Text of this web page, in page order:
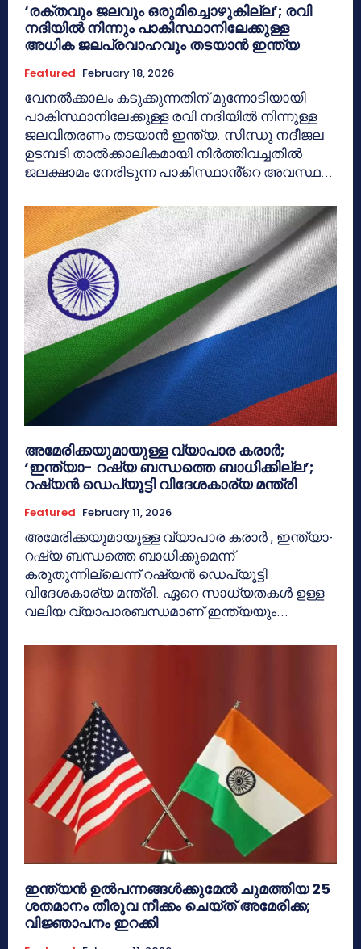
‘രക്തവും ജലവും ഒരുമിച്ചൊഴുകില്ല’; രവി
നദിയിൽ നിന്നും പാകിസ്ഥാനിലേക്കുള്ള
അധിക ജലപ്രവാഹവും തടയാൻ ഇന്ത്യ
Featured February 18, 2026
വേനൽക്കാലം കടുക്കുന്നതിന് മുന്നോടിയായി
പാകിസ്ഥാനിലേക്കുള്ള രവി നദിയിൽ നിന്നുള്ള
ജലവിതരണം തടയാൻ ഇന്ത്യ. സിന്ധു നദീജല
ഉടമ്പടി താൽക്കാലികമായി നിർത്തിവച്ചതിൽ
ജലക്ഷാമം നേരിടുന്ന പാകിസ്ഥാൻ്റെ അവസ്ഥ...
അമേരിക്കയുമായുള്ള വ്യാപാര കരാർ;
‘ഇന്ത്യാ- റഷ്യ ബന്ധത്തെ ബാധിക്കില്ല’;
റഷ്യൻ ഡെപ്യൂട്ടി വിദേശകാര്യ മന്ത്രി
Featured February 11, 2026
അമേരിക്കയുമായുള്ള വ്യാപാര കരാർ , ഇന്ത്യാ-
റഷ്യ ബന്ധത്തെ ബാധിക്കുമെന്ന്
കരുതുന്നില്ലെന്ന് റഷ്യൻ ഡെപ്യൂട്ടി
വിദേശകാര്യ മന്ത്രി. ഏറെ സാധ്യതകൾ ഉള്ള
വലിയ വ്യാപാരബന്ധമാണ് ഇന്ത്യയും...
ഇന്ത്യൻ ഉൽപന്നങ്ങൾക്കുമേൽ ചുമത്തിയ 25
ശതമാനം തീരുവ നീക്കം ചെയ്ത് അമേരിക്ക;
വിജ്ഞാപനം ഇറക്കി